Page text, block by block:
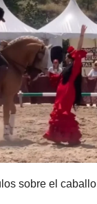
sobre el caballo